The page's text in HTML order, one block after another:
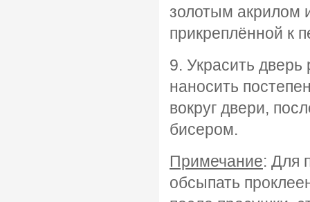
золотым акрилом
прикреплённой к
9. Украсить
наносить
вокруг двери,
бисером.
Примечание: Для
обсыпать